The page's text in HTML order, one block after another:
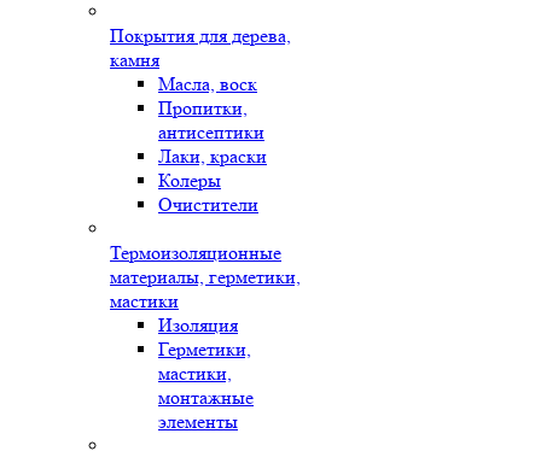
Покрытия для дерева,
камня
Масла, воск
Пропитки,
антисептики
Лаки, краски
Колеры
Очистители
Термоизоляционные
материалы, герметики,
мастики
Изоляция
Герметики,
мастики,
монтажные
элементы